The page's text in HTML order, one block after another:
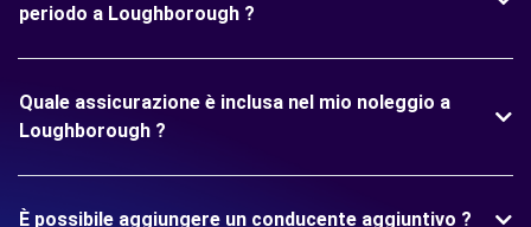
periodo a Loughborough ?
Quale assicurazione è inclusa nel mio noleggio a
Loughborough ?
È possibile aggiungere un conducente aggiuntivo ?